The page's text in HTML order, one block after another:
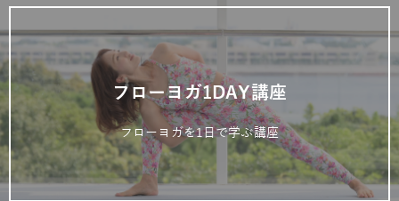
フローヨガ1DAY講座
フローヨガを1日で学ぶ講座